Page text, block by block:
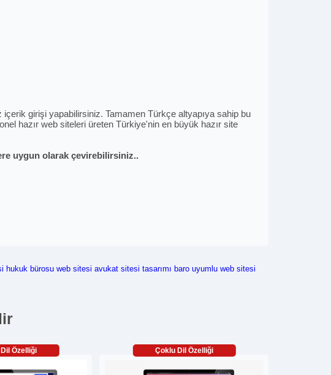
içerik girişi yapabilirsiniz. Tamamen Türkçe altyapıya sahip bu
hazır web siteleri üreten Türkiye'nin en büyük hazır site
uygun olarak çevirebilirsiniz..
hukuk bürosu web sitesi avukat sitesi tasarımı baro uyumlu web sitesi
Özelliği Çoklu Dil Özelliği